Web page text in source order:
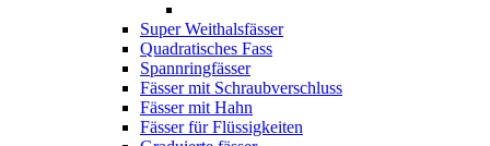
Super Weithalsfässer
Quadratisches Fass
Spannringfässer
Fässer mit Schraubverschluss
Fässer mit Hahn
Fässer für Flüssigkeiten